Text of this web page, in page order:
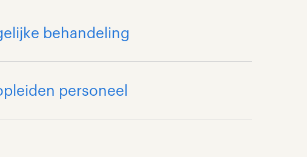
behandeling
personeel